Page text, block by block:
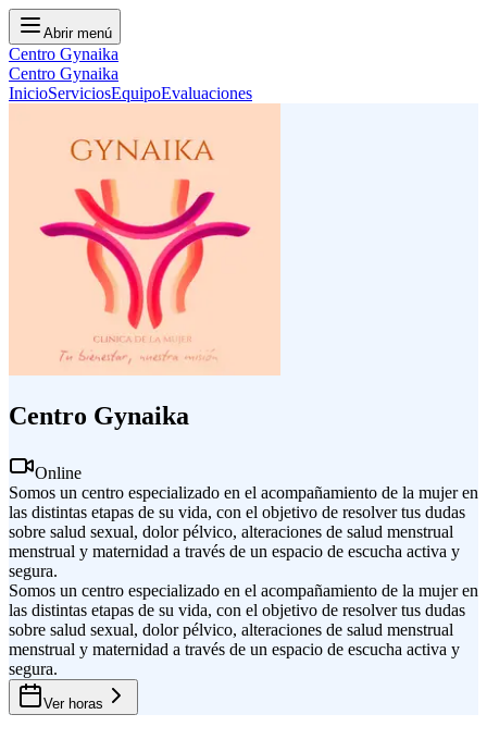
Abrir menú
Centro Gynaika
Centro Gynaika
InicioServiciosEquipoEvaluaciones
Centro Gynaika
Online
Somos un centro especializado en el acompañamiento de la mujer en
las distintas etapas de su vida, con el objetivo de resolver tus dudas
sobre salud sexual, dolor pélvico, alteraciones de salud menstrual
menstrual y maternidad a través de un espacio de escucha activa y
segura.
Somos un centro especializado en el acompañamiento de la mujer en
las distintas etapas de su vida, con el objetivo de resolver tus dudas
sobre salud sexual, dolor pélvico, alteraciones de salud menstrual
menstrual y maternidad a través de un espacio de escucha activa y
segura.
Ver horas